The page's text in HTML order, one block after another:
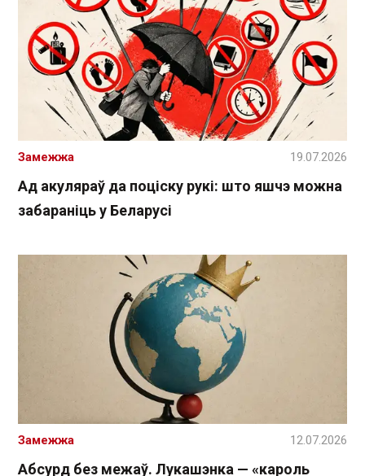
Ад акуляраў да поціску рукі: што яшчэ можна
забараніць у Беларусі
Замежжа 19.07.2026
Абсурд без межаў. Лукашэнка — «кароль
Замежжа 12.07.2026